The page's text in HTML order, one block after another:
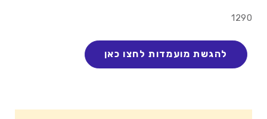
1290